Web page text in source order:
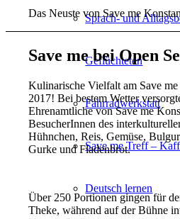
Sprach- und
Geflüchteten
Fahrradwerkstatt
Save me Treff –
Deutsch lernen
Das Neuste von Save me
Save me bei Open
Kulinarische Vielfalt am Save me
2017! Bei bestem Wetter
Ehrenamtliche von Save me
BesucherInnen des
Hühnchen, Reis, Gemüse,
Gurke und Fladenbrot.
Über 250 Portionen gingen für
Theke, während auf der Bühne